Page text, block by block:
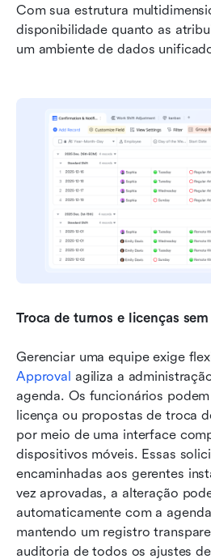
Com sua estrutura
disponibilidade quanto as
um ambiente de dados
Troca de turnos e licenças
Gerenciar uma equipe exige
Approval agiliza a
agenda. Os funcionários
licença ou propostas de troca
por meio de uma interface
dispositivos móveis. Essas
encaminhadas aos gerentes
vez aprovadas, a alteração
automaticamente com a
mantendo um registro
auditoria de todos os ajustes